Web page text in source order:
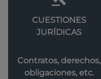
CUESTIONES
JURÍDICAS
Contratos, derechos,
obligaciones, etc.